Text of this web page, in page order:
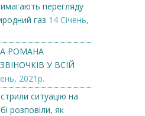
перегляду
газ 14 Січень,
РОМАНА
У ВСІЙ
2021р.
ситуацію на
розповіли, як